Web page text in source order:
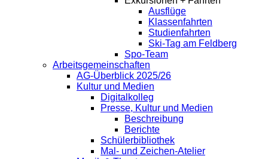
Ausflüge
Klassenfahrten
Studienfahrten
Ski-Tag am Feldberg
Spo-Team
Arbeitsgemeinschaften
AG-Überblick 2025/26
Kultur und Medien
Digitalkolleg
Presse, Kultur und Medien
Beschreibung
Berichte
Schülerbibliothek
Mal- und Zeichen-Atelier